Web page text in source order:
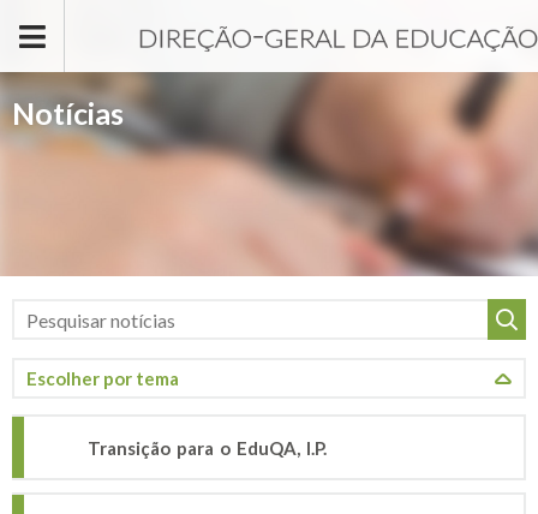
Notícias
Transição para o EduQA, I.P.